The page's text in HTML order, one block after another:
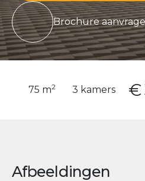
Brochure
75 m2 3 kamers €
Afbeeldingen